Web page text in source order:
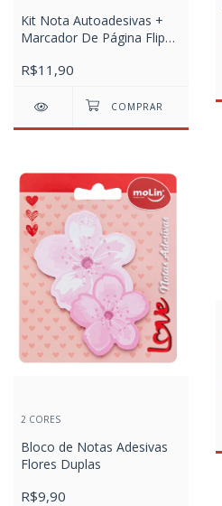
Kit Nota Autoadesivas +
Marcador De Página Flip
C/5 Blocos x 20 Fls
R$11,90
2 CORES
Bloco de Notas Adesivas
Flores Duplas
R$9,90